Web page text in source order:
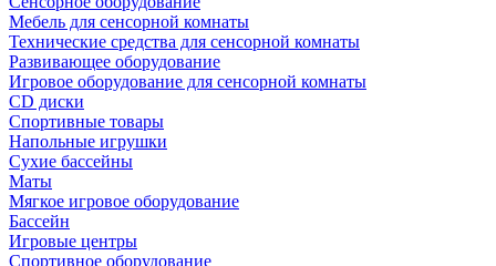
Мебель для сенсорной комнаты
Технические средства для сенсорной комнаты
Развивающее оборудование
Игровое оборудование для сенсорной комнаты
CD диски
Спортивные товары
Напольные игрушки
Сухие бассейны
Маты
Мягкое игровое оборудование
Бассейн
Игровые центры
Спортивное оборудование